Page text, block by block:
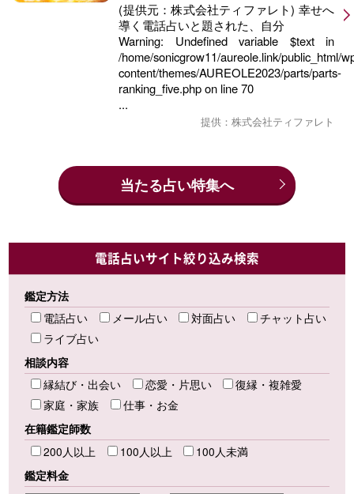
(提供元：株式会社ティファレト) 幸せへ
導く電話占いと題された、自分
Warning: Undefined variable $text in
/home/sonicgrow11/aureole.link/public_html/
content/themes/AUREOLE2023/parts/parts-
ranking_five.phpon line70
...
提供：株式会社ティファレト
当たる占い特集へ
電話占いサイト絞り込み検索
鑑定方法
電話占い
メール占い 対面占い
チャット占い
ライブ占い
相談内容
縁結び・出会い
恋愛・片思い
復縁・複雑愛
家庭・家族
仕事・お金
在籍鑑定師数
200人以上
100人以上
100人未満
鑑定料金